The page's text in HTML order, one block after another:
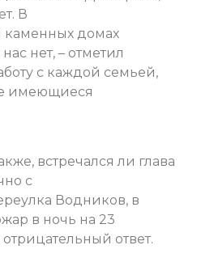
В
каменных домах
нет, – отметил
с каждой семьей,
имеющиеся
встречался ли глава
с
Водников, в
в ночь на 23
ответ.